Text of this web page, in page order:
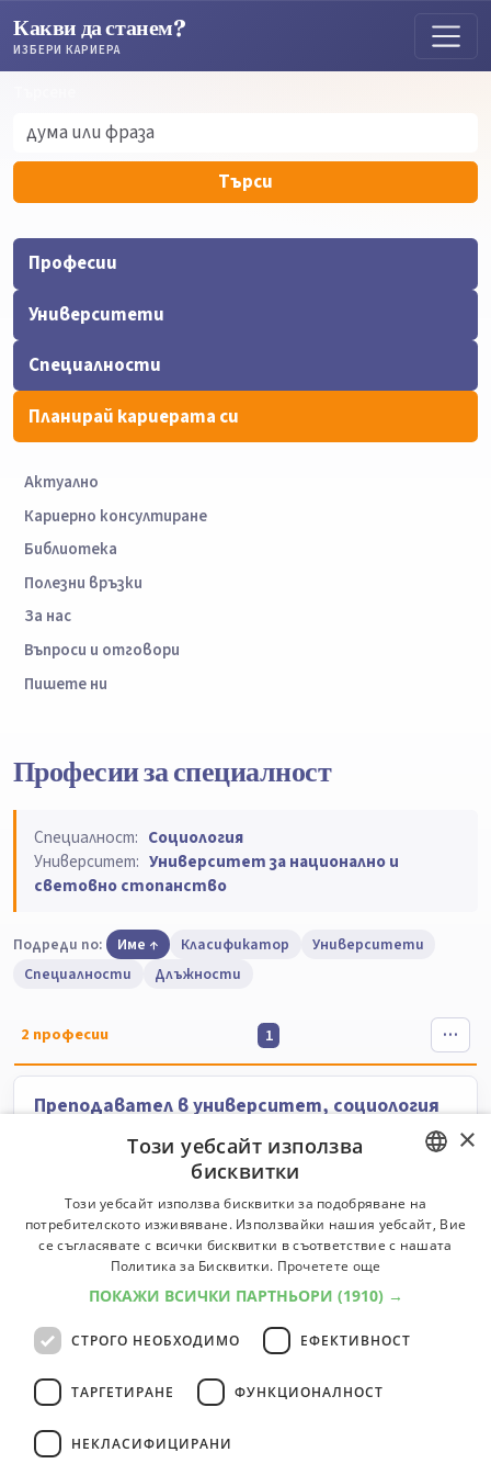
Какви да станем?
ИЗБЕРИ КАРИЕРА
Търси
Професии
Университети
Специалности
Планирай кариерата си
Актуално
Кариерно консултиране
Библиотека
Полезни връзки
За нас
Въпроси и отговори
Пишете ни
Професии за специалност
Специалност: Социология
Университет: Университет за национално и
световно стопанство
Подреди по: Име Класификатор
Университети
Специалности
Длъжности
2 професии 1
Преподавател в университет, социология
Преподава курсове по социология.
Специалности:4
Университети Специалности
Социолог
Осигурява необходимата социологическа информация
Класификатор:6000Университети:4Специалности:5
професии
BULGARIAN
ENGLISH
×
Този уебсайт използва
бисквитки
Този уебсайт използва бисквитки за подобряване на
потребителското изживяване. Използвайки нашия уебсайт, Вие
се съгласявате с всички бисквитки в съответствие с нашата
Политика за Бисквитки. Прочетете още
ПОКАЖИ ВСИЧКИ ПАРТНЬОРИ (1910) →
СТРОГО НЕОБХОДИМО ЕФЕКТИВНОСТ
ТАРГЕТИРАНЕ ФУНКЦИОНАЛНОСТ
НЕКЛАСИФИЦИРАНИ